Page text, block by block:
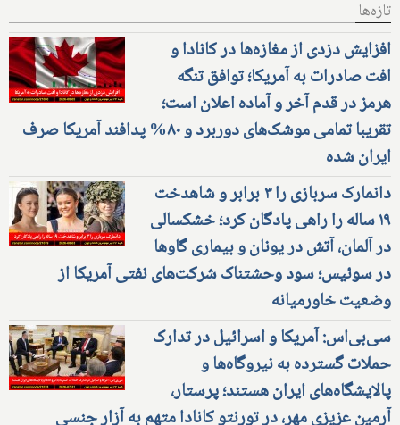
تازه‌ها
افزایش دزدی از مغازه‌ها در کانادا و
افت صادرات به آمریکا؛ توافق تنگه
هرمز در قدم آخر و آماده اعلان است؛
تقریبا تمامی موشک‌های دوربرد و ۸۰% پدافند آمریکا صرف
ایران شده
دانمارک سربازی را ۳ برابر و شاهدخت
۱۹ ساله را راهی پادگان کرد؛ خشکسالی
در آلمان، آتش در یونان و بیماری گاوها
در سوئیس؛ سود وحشتناک شرکت‌های نفتی آمریکا از
وضعیت خاورمیانه
سی‌بی‌اس: آمریکا و اسرائیل در تدارک
حملات گسترده به نیروگاه‌ها و
پالایشگاه‌های ایران هستند؛ پرستار،